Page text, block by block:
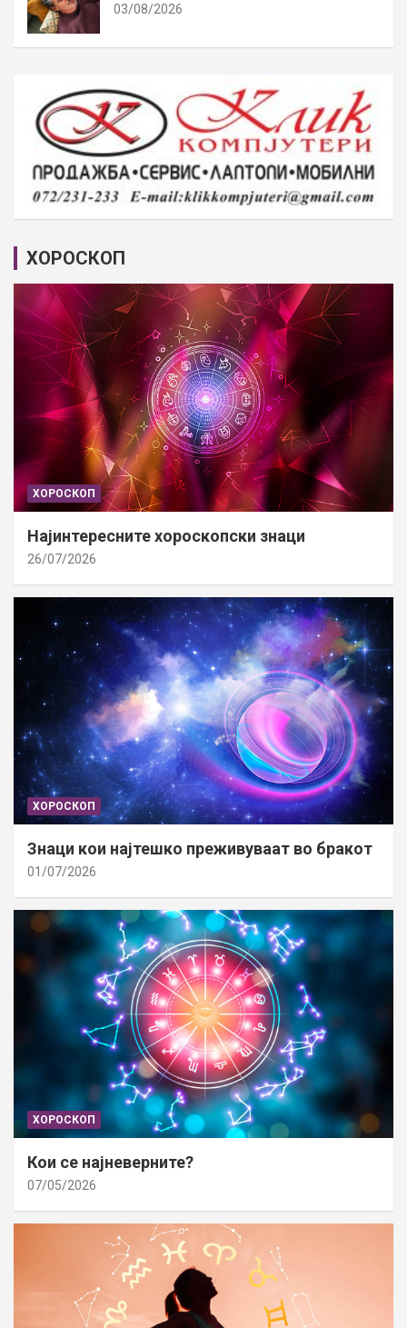
03/08/2026
ХОРОСКОП
ХОРОСКОП
Најинтересните хороскопски знаци
26/07/2026
ХОРОСКОП
Знаци кои најтешко преживуваат во бракот
01/07/2026
ХОРОСКОП
Кои се најневерните?
07/05/2026